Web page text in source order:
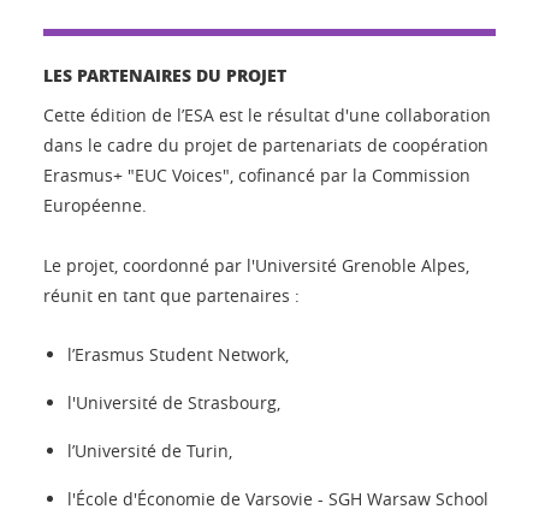
LES PARTENAIRES DU PROJET
Cette édition de l’ESA est le résultat d'une collaboration
dans le cadre du projet de partenariats de coopération
Erasmus+ "EUC Voices", cofinancé par la Commission
Européenne.
Le projet, coordonné par l'Université Grenoble Alpes,
réunit en tant que partenaires :
l’Erasmus Student Network,
l'Université de Strasbourg,
l’Université de Turin,
l'École d'Économie de Varsovie - SGH Warsaw School